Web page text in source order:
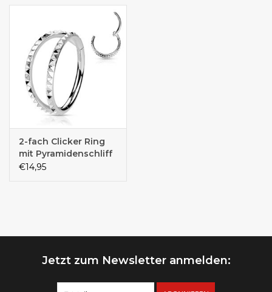
2-fach Clicker Ring
mit Pyramidenschliff
– Chirurgenstahl 316L
€14,95
Jetzt zum Newsletter anmelden: